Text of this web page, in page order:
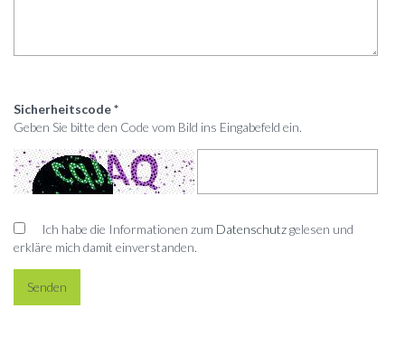
Sicherheitscode *
Geben Sie bitte den Code vom Bild ins Eingabefeld ein.
Ich habe die Informationen zum Datenschutzgelesen und
erkläre mich damit einverstanden.